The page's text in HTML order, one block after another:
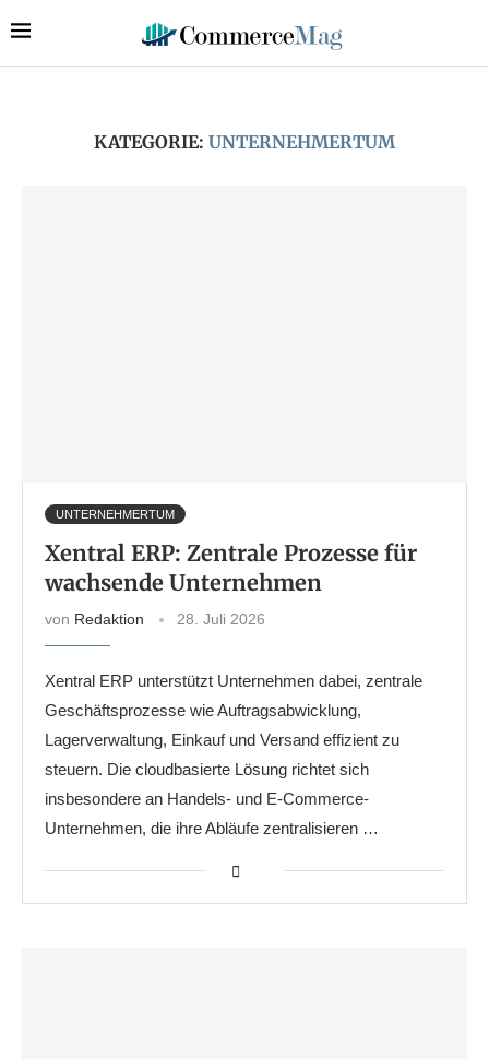
KATEGORIE: UNTERNEHMERTUM
UNTERNEHMERTUM
Xentral ERP: Zentrale Prozesse für
wachsende Unternehmen
von Redaktion 28. Juli 2026
Xentral ERP unterstützt Unternehmen dabei, zentrale
Geschäftsprozesse wie Auftragsabwicklung,
Lagerverwaltung, Einkauf und Versand effizient zu
steuern. Die cloudbasierte Lösung richtet sich
insbesondere an Handels- und E-Commerce-
Unternehmen, die ihre Abläufe zentralisieren …